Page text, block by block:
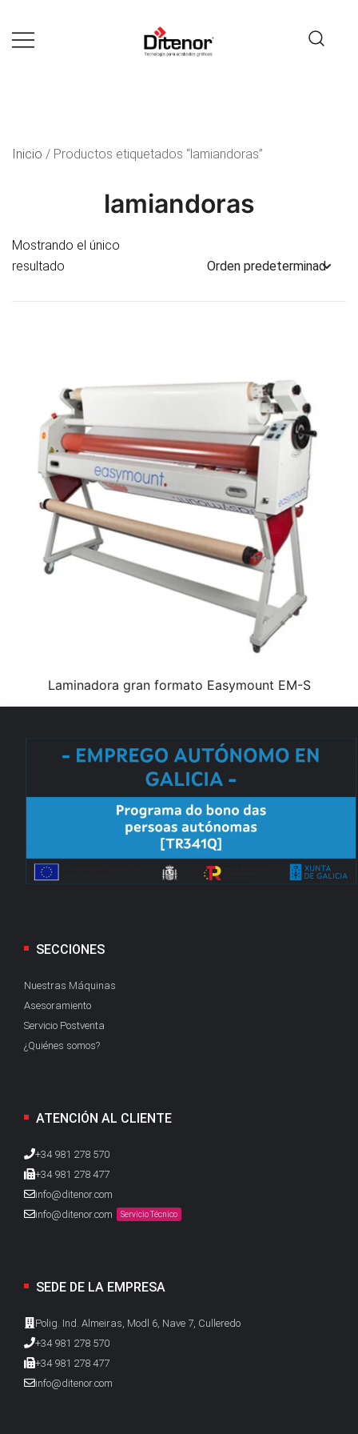
Inicio / Productos etiquetados “lamiandoras”
lamiandoras
Mostrando el único
resultado
Laminadora gran formato Easymount EM-S
SECCIONES
Nuestras Máquinas
Asesoramiento
Servicio Postventa
¿Quiénes somos?
ATENCIÓN AL CLIENTE
+34 981 278 570
+34 981 278 477
info@ditenor.com
info@ditenor.com
Servicio Técnico
SEDE DE LA EMPRESA
Polig. Ind. Almeiras, Modl 6, Nave 7, Culleredo
+34 981 278 570
+34 981 278 477
info@ditenor.com